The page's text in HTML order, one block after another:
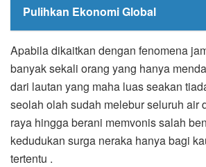
Pulihkan Ekonomi Global
Apabila dikaitkan dengan fenomena
banyak sekali orang yang hanya
dari lautan yang maha luas seakan
seolah olah sudah melebur seluruh air
raya hingga berani memvonis salah
kedudukan surga neraka hanya bagi
tertentu .